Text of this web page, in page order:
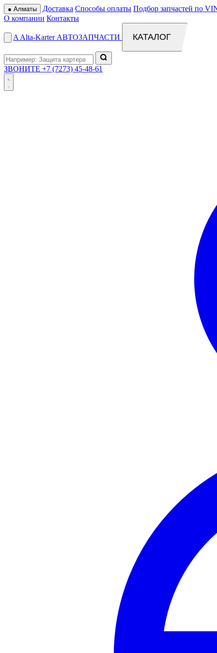
● Алматы Доставка Способы оплаты Подбор запчастей по
О компании Контакты
A Alta-Karter АВТОЗАПЧАСТИ КАТАЛОГ
ЗВОНИТЕ +7 (7273) 45-48-61